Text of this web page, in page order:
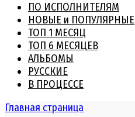
ПО ИСПОЛНИТЕЛЯМ
НОВЫЕ и ПОПУЛЯРНЫЕ
ТОП 1 МЕСЯЦ
ТОП 6 МЕСЯЦЕВ
АЛЬБОМЫ
РУССКИЕ
В ПРОЦЕССЕ
Главная страница